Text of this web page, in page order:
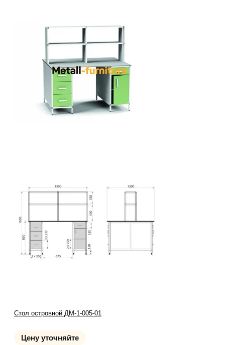
Стол островной ДМ-1-005-01
Цену уточняйте